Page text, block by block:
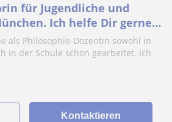
für Jugendliche und
Ich helfe Dir gerne,
besser zu
als Philosophie-Dozentin sowohl in
in der Schule schon gearbeitet. Ich
Kontaktieren